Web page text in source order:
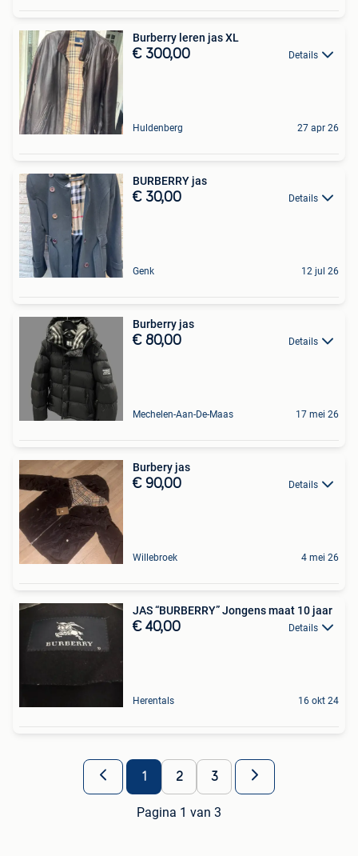
Burberry leren jas XL
€ 300,00 Details
Huldenberg 27 apr 26
BURBERRY jas
€ 30,00 Details
Genk 12 jul 26
Burberry jas
€ 80,00 Details
Mechelen-Aan-De-Maas 17 mei 26
Burbery jas
€ 90,00 Details
Willebroek 4 mei 26
JAS “BURBERRY” Jongens maat 10 jaar
€ 40,00 Details
Herentals 16 okt 24
1 2 3
Pagina 1 van 3